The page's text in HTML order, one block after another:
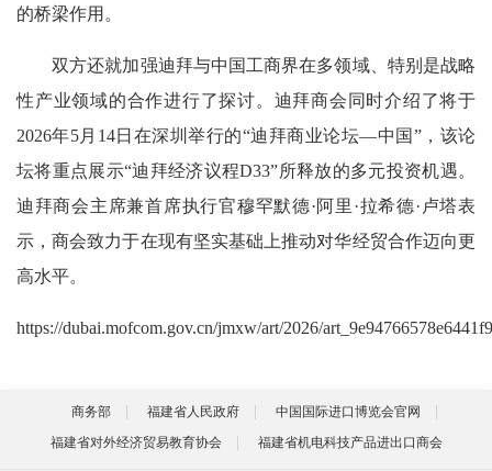
的桥梁作用。
双方还就加强迪拜与中国工商界在多领域、特别是战略
性产业领域的合作进行了探讨。迪拜商会同时介绍了将于
2026年5月14日在深圳举行的“迪拜商业论坛—中国”，该论
坛将重点展示“迪拜经济议程D33”所释放的多元投资机遇。
迪拜商会主席兼首席执行官穆罕默德·阿里·拉希德·卢塔表
示，商会致力于在现有坚实基础上推动对华经贸合作迈向更
高水平。
https://dubai.mofcom.gov.cn/jmxw/art/2026/
商务部 福建省人民政府
中国国际进口博览会官网
福建省对外经济贸易教育协会
福建省机电科技产品进出口商会